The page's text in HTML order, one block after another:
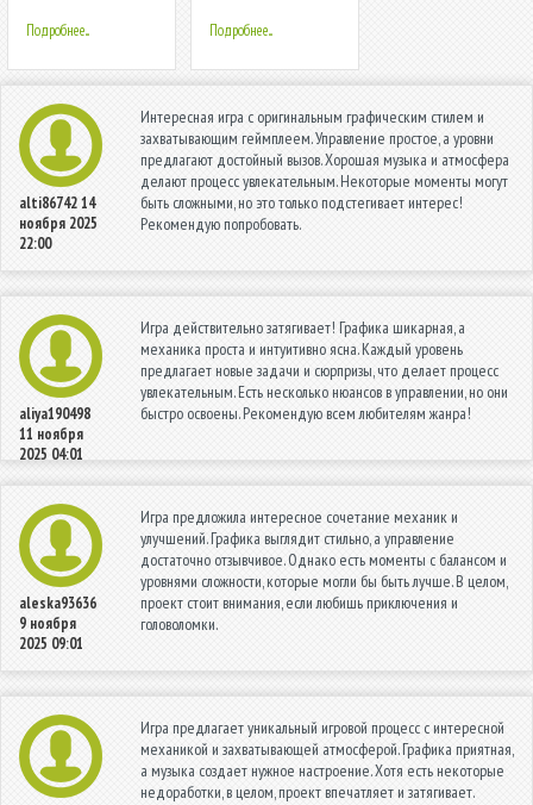
Подробнее... Подробнее...
alti8674214
ноября 2025
22:00
Интересная игра с оригинальным графическим стилем и
захватывающим геймплеем. Управление простое, а уровни
предлагают достойный вызов. Хорошая музыка и атмосфера
делают процесс увлекательным. Некоторые моменты могут
быть сложными, но это только подстегивает интерес!
Рекомендую попробовать.
aliya190498
11 ноября
2025 04:01
Игра действительно затягивает! Графика шикарная, а
механика проста и интуитивно ясна. Каждый уровень
предлагает новые задачи и сюрпризы, что делает процесс
увлекательным. Есть несколько нюансов в управлении, но они
быстро освоены. Рекомендую всем любителям жанра!
aleska93636
9 ноября
2025 09:01
Игра предложила интересное сочетание механик и
улучшений. Графика выглядит стильно, а управление
достаточно отзывчивое. Однако есть моменты с балансом и
уровнями сложности, которые могли бы быть лучше. В целом,
проект стоит внимания, если любишь приключения и
головоломки.
Игра предлагает уникальный игровой процесс с интересной
механикой и захватывающей атмосферой. Графика приятная,
а музыка создает нужное настроение. Хотя есть некоторые
недоработки, в целом, проект впечатляет и затягивает.